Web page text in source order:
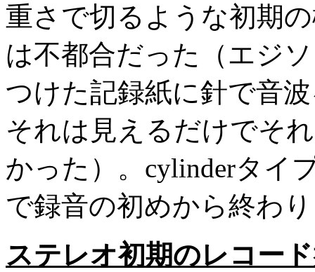
重さで切るような初期
は不都合だった（エジ
つけた記録紙に針で音
それは見えるだけでそ
かった）。cylinderタイ
で録音の初めから終わ
ステレオ初期のレコー